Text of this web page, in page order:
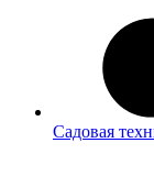
Садовая